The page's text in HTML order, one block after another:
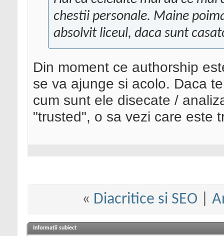
chestii personale. Maine
absolvit liceul, daca sunt
Din moment ce authorship
se va ajunge si acolo. Daca
cum sunt ele disecate /
"trusted", o sa vezi care este
« Diacritice si SEO
Informații subiect